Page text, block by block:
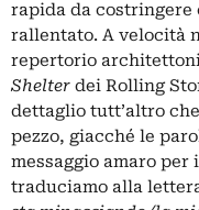
rapida da costringere
rallentato. A velocità
repertorio
Shelter dei Rolling
dettaglio tutt’altro
pezzo, giacché le
messaggio amaro
traduciamo alla